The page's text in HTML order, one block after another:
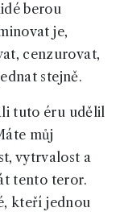
berou
je,
cenzurovat,
stejně.
tuto éru udělil
můj
vytrvalost a
tento teror.
kteří jednou